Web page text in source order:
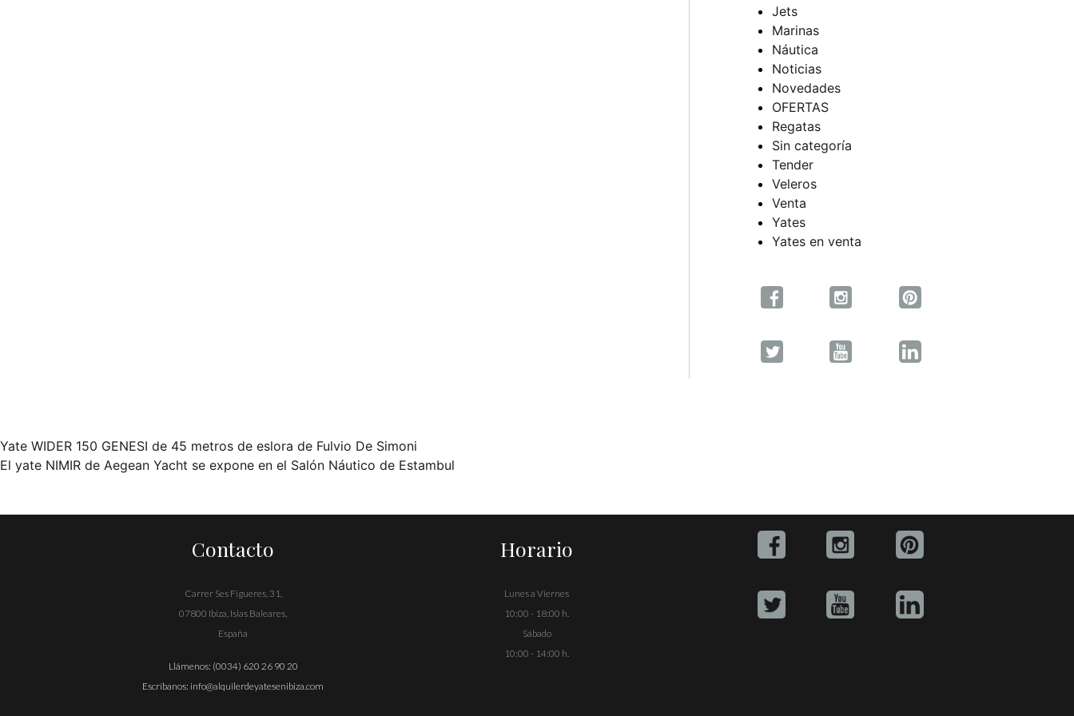
Jets
Marinas
Náutica
Noticias
Novedades
OFERTAS
Regatas
Sin categoría
Tender
Veleros
Venta
Yates
Yates en venta
Navegación
de
Yate WIDER 150 GENESI de 45 metros de eslora de Fulvio De Simoni
El yate NIMIR de Aegean Yacht se expone en el Salón Náutico de Estambul
Contacto
Carrer Ses Figueres, 31,
07800 Ibiza, Islas Baleares,
España
Llámenos: (0034) 620 26 90 20
Escríbanos: info@alquilerdeyatesenibiza.com
Horario
Lunes a Viernes
10:00 - 18:00 h.
Sábado
10:00 - 14:00 h.